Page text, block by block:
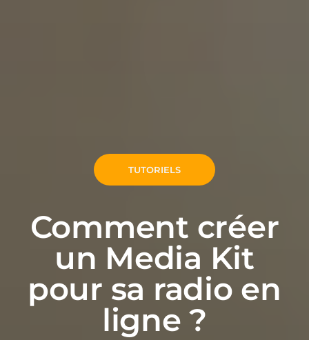
TUTORIELS
Comment créer
un Media Kit
pour sa radio en
ligne ?